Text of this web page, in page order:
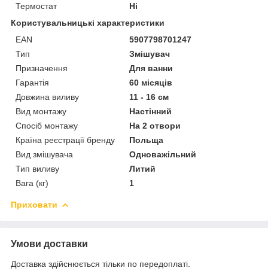
Термостат
Ні
Користувальницькі характеристики
EAN
5907798701247
Тип
Змішувач
Призначення
Для ванни
Гарантія
60 місяців
Довжина виливу
11 - 16 см
Вид монтажу
Настінний
Спосіб монтажу
На 2 отвори
Країна реєстрації бренду
Польща
Вид змішувача
Одноважільний
Тип виливу
Литий
Вага (кг)
1
Приховати
Умови доставки
Доставка здійснюється тільки по передоплаті.